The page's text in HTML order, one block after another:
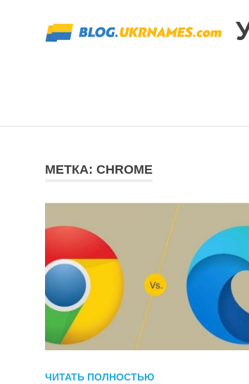
содержимому
МЕТКА: CHROME
ЧИТАТЬ ПОЛНОСТЬЮ